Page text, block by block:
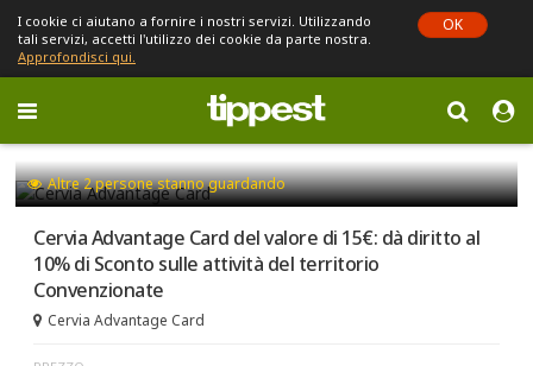
I cookie ci aiutano a fornire i nostri servizi. Utilizzando
tali servizi, accetti l'utilizzo dei cookie da parte nostra.
Approfondisci qui.
OK
Toggle
navigation
Sei in Emilia-Romagna (cambia)
Altre2persone stanno guardando
Cervia Advantage Card del valore di 15€: dà diritto al
10% di Sconto sulle attività del territorio
Convenzionate
Cervia Advantage Card